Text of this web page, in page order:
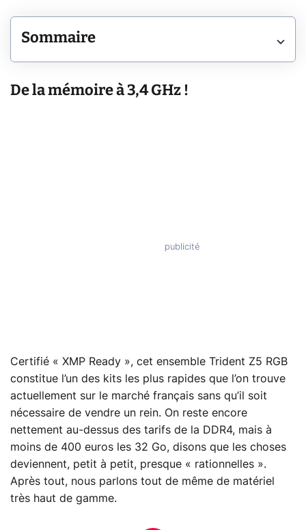
Sommaire
De la mémoire à 3,4 GHz !
Certifié « XMP Ready », cet ensemble Trident Z5 RGB
constitue l’un des kits les plus rapides que l’on trouve
actuellement sur le marché français sans qu’il soit
nécessaire de vendre un rein. On reste encore
nettement au-dessus des tarifs de la DDR4, mais à
moins de 400 euros les 32 Go, disons que les choses
deviennent, petit à petit, presque « rationnelles ».
Après tout, nous parlons tout de même de matériel
très haut de gamme.